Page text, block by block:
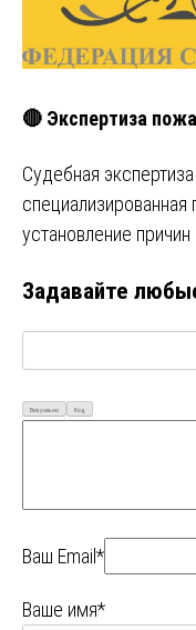
🔴 Экспертиза
Судебная
специализированная
установление
Задавайте
Визуально Код
Ваш Email*
Ваше имя*